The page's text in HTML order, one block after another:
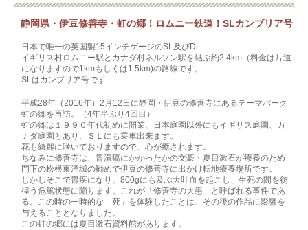
静岡県・伊豆修善寺・虹の郷！ロムニー鉄道！SLカンブリア号
日本で唯一の英国製15インチゲージのSL及びDL
イギリス村ロムニー駅とカナダ村ネルソン駅を結ぶ約2.4km（料金は片道
になります­­­ので1kmもしくは1.5km)の路線です。
SLはカンブリア号です
平成28年（2016年）2月12日に静岡・伊豆の修善寺にあるテーマパーク
虹の郷を­­再訪。（4年半ぶり4回目）
虹の郷は１９９０年代初めに開業、日本庭園以外にもイギリス庭園、カ
ナダ庭園とあり、­­­­ＳＬにも乗車出来ます。
花も綺麗に咲いておりますので、心が癒されます。
ちなみに修善寺は、胃潰瘍にかかったかの文豪・夏目漱石が療養のため
門下の松根東洋城­­­の勧めで伊豆の修善寺に出かけ転地療養場所です。
しかしそこで胃疾になり、800gにも及ぶ大吐血を起こし、生死の間を彷
徨う危篤状態­­­に陥ります。これが「修善寺の大患」と呼ばれる事件であ
る。この時の一時的な「死­」­を­体験したことは、その後の作品に影響を
与えることとなりました。
この虹の郷には夏目漱石資料館があります。